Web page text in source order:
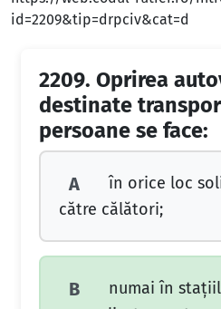
id=2209&tip=drpciv&cat=d
2209. Oprirea
destinate
persoane se face:
A
în orice loc
către călători;
B
numai în